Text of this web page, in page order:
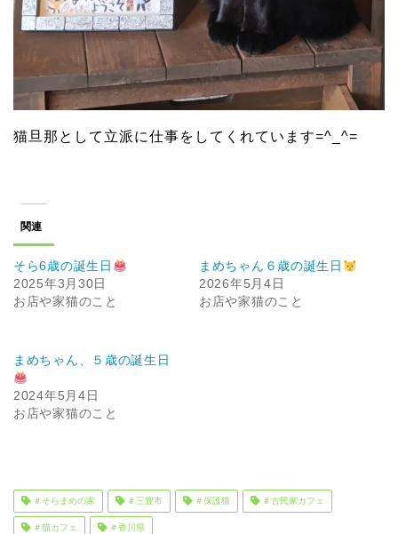
猫旦那として立派に仕事をしてくれています=^_^=
関連
そら6歳の誕生日
2025年3月30日
お店や家猫のこと
まめちゃん６歳の誕生日
2026年5月4日
お店や家猫のこと
まめちゃん、５歳の誕生日
2024年5月4日
お店や家猫のこと
＃そらまめの家 ＃三豊市 ＃保護猫 ＃古民家カフェ
＃猫カフェ ＃香川県